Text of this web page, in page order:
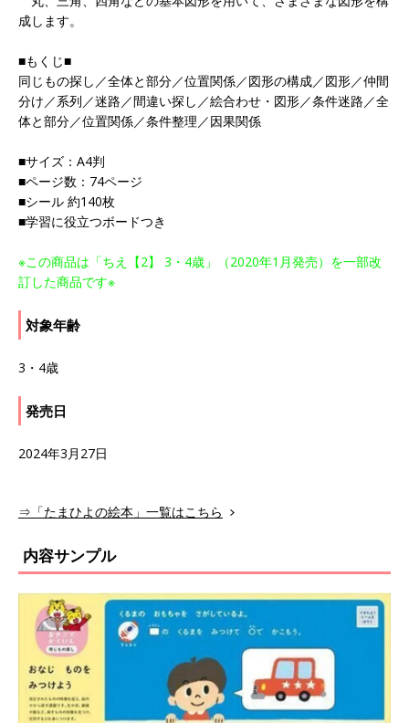
成します。
■もくじ■
同じもの探し／全体と部分／位置関係／図形の構成／図形／仲間
分け／系列／迷路／間違い探し／絵合わせ・図形／条件迷路／全
体と部分／位置関係／条件整理／因果関係
■サイズ：A4判
■ページ数：74ページ
■シール 約140枚
■学習に役立つボードつき
※この商品は「ちえ【2】 3・4歳」（2020年1月発売）を一部改
訂した商品です※
対象年齢
3・4歳
発売日
2024年3月27日
⇒「たまひよの絵本」一覧はこちら
内容サンプル